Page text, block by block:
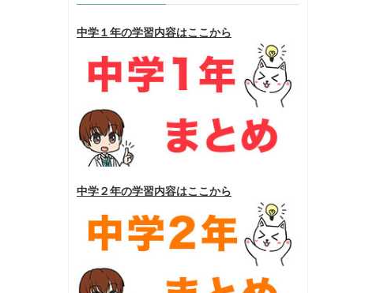
中学１年の学習内容はここから
中学２年の学習内容はここから